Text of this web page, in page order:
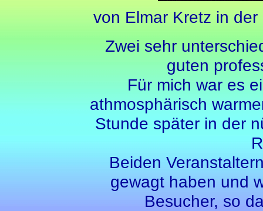
von Elmar Kretz in
Zwei sehr
guten
Für mich war es
athmosphärisch
Stunde später in der
Beiden
gewagt haben und
Besucher, so